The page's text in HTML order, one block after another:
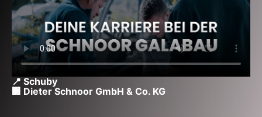
📍 Schuby
🏢 Dieter Schnoor GmbH & Co. KG